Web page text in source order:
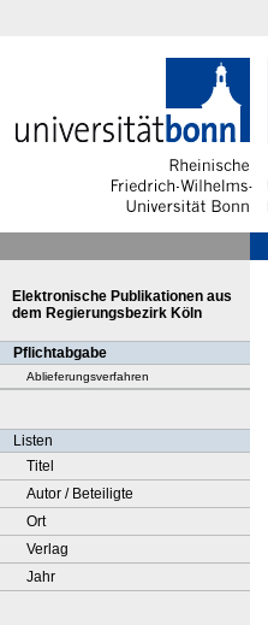
Elektronische Publikationen aus
dem Regierungsbezirk Köln
Pflichtabgabe
Ablieferungsverfahren
Listen
Titel
Autor / Beteiligte
Ort
Verlag
Jahr